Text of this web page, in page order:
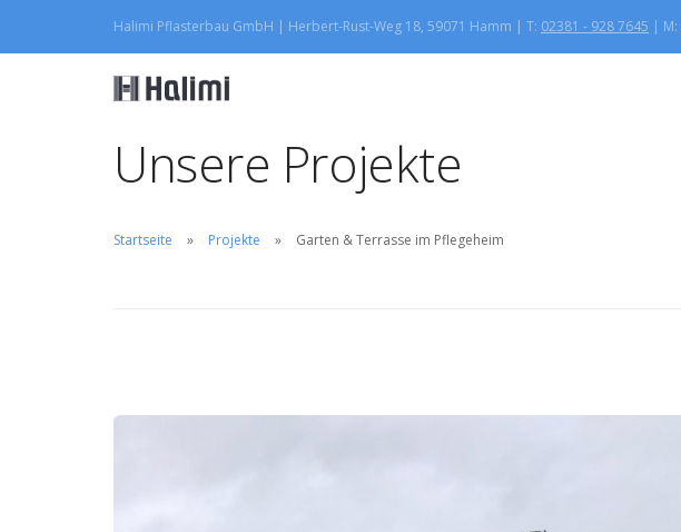
Halimi Pflasterbau GmbH | Herbert-Rust-Weg 18, 59071 Hamm | T: 02381 - 928 7645 | M:
Unsere Projekte
Startseite Projekte Garten & Terrasse im Pflegeheim